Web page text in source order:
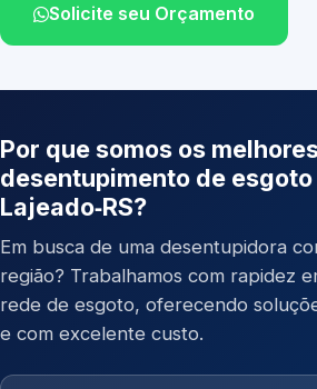
Solicite seu Orçamento
Por que somos os
desentupimento de esgoto
Lajeado‑RS?
Em busca de uma desentupidora
região? Trabalhamos com rapidez
rede de esgoto, oferecendo
e com excelente custo.